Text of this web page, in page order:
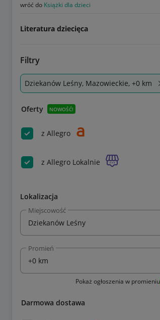
wróć do Książki dla dzieci
Literatura dziecięca
Filtry
Dziekanów Leśny, Mazowieckie, +0 km
Oferty NOWOŚĆ!
z Allegro
z Allegro Lokalnie
Lokalizacja
Miejscowość
Promień
Pokaż ogłoszenia w promieniu
Darmowa dostawa